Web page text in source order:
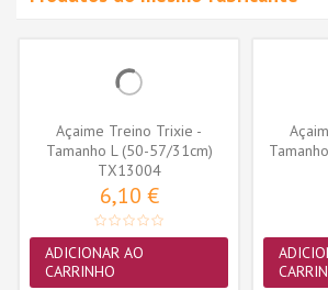
Açaime Treino Trixie -
Tamanho L (50-57/31cm)
(TX13004)
TX13004
6,10 €
ADICIONAR AO
CARRINHO